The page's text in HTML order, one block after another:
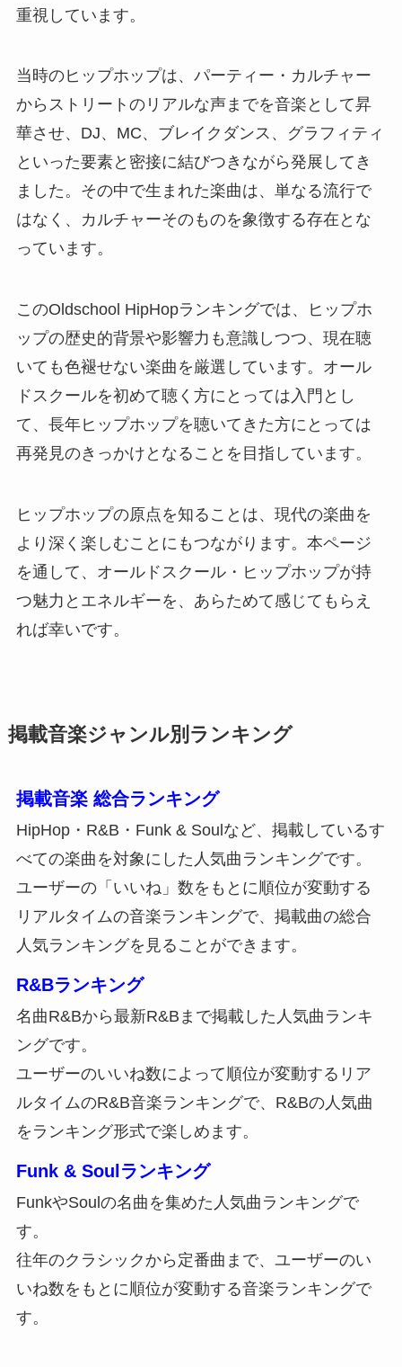
重視しています。
当時のヒップホップは、パーティー・カルチャー
からストリートのリアルな声までを音楽として昇
華させ、DJ、MC、ブレイクダンス、グラフィティ
といった要素と密接に結びつきながら発展してき
ました。その中で生まれた楽曲は、単なる流行で
はなく、カルチャーそのものを象徴する存在とな
っています。
このOldschool HipHopランキングでは、ヒップホ
ップの歴史的背景や影響力も意識しつつ、現在聴
いても色褪せない楽曲を厳選しています。オール
ドスクールを初めて聴く方にとっては入門とし
て、長年ヒップホップを聴いてきた方にとっては
再発見のきっかけとなることを目指しています。
ヒップホップの原点を知ることは、現代の楽曲を
より深く楽しむことにもつながります。本ページ
を通して、オールドスクール・ヒップホップが持
つ魅力とエネルギーを、あらためて感じてもらえ
れば幸いです。
掲載音楽ジャンル別ランキング
掲載音楽 総合ランキング
HipHop・R&B・Funk & Soulなど、掲載しているす
べての楽曲を対象にした人気曲ランキングです。
ユーザーの「いいね」数をもとに順位が変動する
リアルタイムの音楽ランキングで、掲載曲の総合
人気ランキングを見ることができます。
R&Bランキング
名曲R&Bから最新R&Bまで掲載した人気曲ランキ
ングです。
ユーザーのいいね数によって順位が変動するリア
ルタイムのR&B音楽ランキングで、R&Bの人気曲
をランキング形式で楽しめます。
Funk & Soulランキング
FunkやSoulの名曲を集めた人気曲ランキングで
す。
往年のクラシックから定番曲まで、ユーザーのい
いね数をもとに順位が変動する音楽ランキングで
す。